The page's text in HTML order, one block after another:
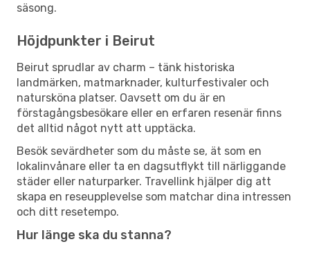
säsong.
Höjdpunkter i Beirut
Beirut sprudlar av charm – tänk historiska
landmärken, matmarknader, kulturfestivaler och
natursköna platser. Oavsett om du är en
förstagångsbesökare eller en erfaren resenär finns
det alltid något nytt att upptäcka.
Besök sevärdheter som du måste se, ät som en
lokalinvånare eller ta en dagsutflykt till närliggande
städer eller naturparker. Travellink hjälper dig att
skapa en reseupplevelse som matchar dina intressen
och ditt resetempo.
Hur länge ska du stanna?